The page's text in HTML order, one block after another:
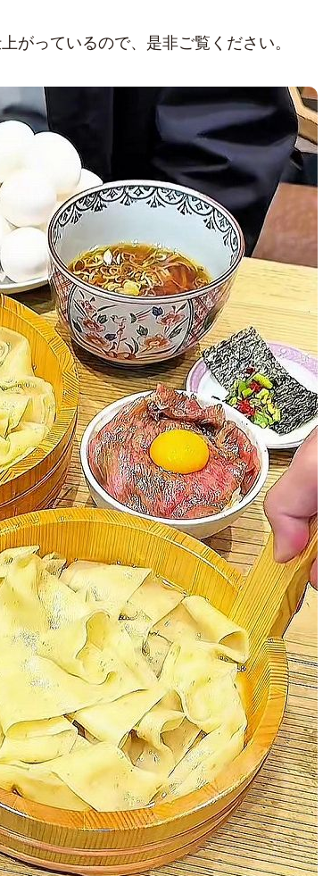
がっているので、是非ご覧ください。